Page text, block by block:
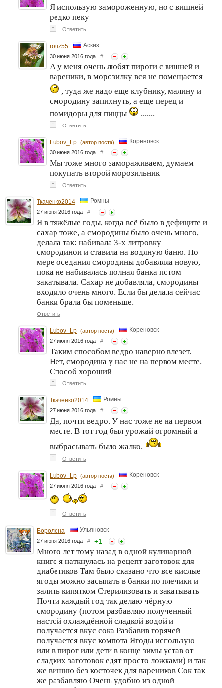
Я использую замороженную, но с вишней
редко пеку
↑ Ответить
rouz55 Аскиз
30 июня 2016 года #
А у меня очень любят пироги с вишней и
вареники, в морозилку вся не помещается
, туда же надо еще клубнику, малину и
смородину запихнуть, а еще перец и
помидоры для пиццы
.......
↑ Ответить
Lubov_Lp (автор поста) Кореновск
30 июня 2016 года #
Мы тоже много замораживаем, думаем
покупать второй морозильник
↑ Ответить
Ткаченко2014 Ромны
27 июня 2016 года #
Я в тяжёлые годы, когда всё было в дефиците и
сахар тоже, а смородины было очень много,
делала так: набивала 3-х литровку
смородиной и ставила на водяную баню. По
мере оседания смородины добавляла новую,
пока не набивалась полная банка потом
закатывала. Сахар не добавляла, смородины
входило очень много. Если бы делала сейчас
банки брала бы поменьше.
Ответить
Lubov_Lp (автор поста) Кореновск
27 июня 2016 года #
Таким способом ведро наверно влезет.
Нет, смородина у нас не на первом месте.
Способ хороший
↑ Ответить
Ткаченко2014 Ромны
27 июня 2016 года #
Да, почти ведро. У нас тоже не на первом
месте. В тот год был урожай огромный а
выбрасывать было жалко.
↑ Ответить
Lubov_Lp (автор поста) Кореновск
27 июня 2016 года #
↑ Ответить
Боролена Ульяновск
27 июня 2016 года # +1
Много лет тому назад в одной кулинарной
книге я наткнулась на рецепт заготовок для
диабетиков Там было сказано что все кислые
ягоды можно засыпать в банки по плечики и
залить кипятком Стерилизовать и закатывать
Почти каждый год так делаю чёрную
смородину (потом разбавляю полученный
настой охлаждённой сладкой водой и
получается вкус сока Разбавив горячей
получается вкус компота Ягоды использую
или в пирог или дети в конце зимы устав от
сладких заготовок едят просто ложками) и так
же вишню без косточек для вареников Сок так
же разбавляю Очень удобно из одной